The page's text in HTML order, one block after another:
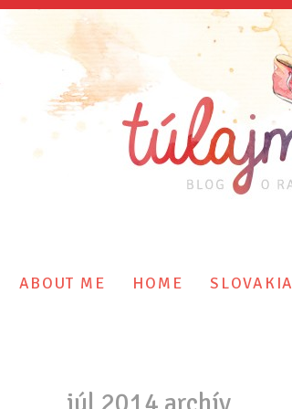
ABOUT ME HOME SLOVAKIA